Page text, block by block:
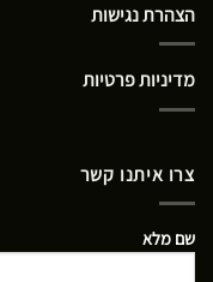
הצהרת נגישות
מדיניות פרטיות
צרו איתנו קשר
שם מלא